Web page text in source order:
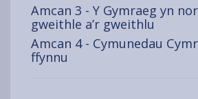
Amcan 3 - Y Gymraeg yn
gweithle a’r gweithlu
Amcan 4 - Cymunedau
ffynnu